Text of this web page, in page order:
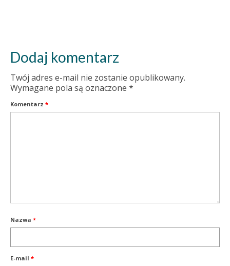
Dodaj komentarz
Twój adres e-mail nie zostanie opublikowany.
Wymagane pola są oznaczone *
Komentarz *
Nazwa *
E-mail *